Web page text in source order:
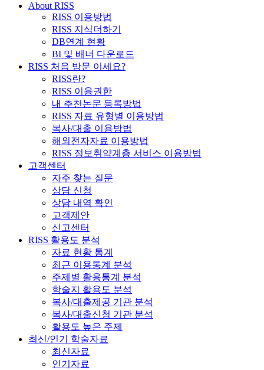
About RISS
RISS 이용방법
RISS 지식더하기
DB연계 현황
BI 및 배너 다운로드
RISS 처음 방문 이세요?
RISS란?
RISS 이용권한
내 추천논문 등록방법
RISS 자료 유형별 이용방법
복사/대출 이용방법
해외전자자료 이용방법
RISS 정보취약계층 서비스 이용방법
고객센터
자주 찾는 질문
상담 신청
상담 내역 확인
고객제안
신고센터
RISS 활용도 분석
자료 현황 통계
최근 이용통계 분석
주제별 활용통계 분석
학술지 활용도 분석
복사/대출제공 기관 분석
복사/대출신청 기관 분석
활용도 높은 주제
최신/인기 학술자료
최신자료
인기자료